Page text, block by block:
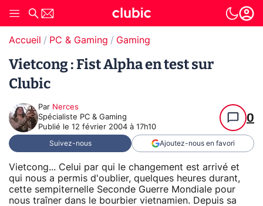
Accueil PC & Gaming Gaming
Vietcong : Fist Alpha en test sur
Clubic
Par Nerces
Spécialiste PC & Gaming
Publié le 12 février 2004 à 17h10
0
Suivez-nous Ajoutez-nous en favori
Vietcong... Celui par qui le changement est arrivé et
qui nous a permis d'oublier, quelques heures durant,
cette sempiternelle Seconde Guerre Mondiale pour
nous traîner dans le bourbier vietnamien. Depuis sa